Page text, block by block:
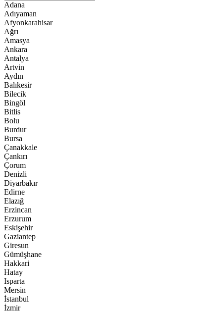
Adana
Adıyaman
Afyonkarahisar
Ağrı
Amasya
Ankara
Antalya
Artvin
Aydın
Balıkesir
Bilecik
Bingöl
Bitlis
Bolu
Burdur
Bursa
Çanakkale
Çankırı
Çorum
Denizli
Diyarbakır
Edirne
Elazığ
Erzincan
Erzurum
Eskişehir
Gaziantep
Giresun
Gümüşhane
Hakkari
Hatay
Isparta
Mersin
İstanbul
İzmir